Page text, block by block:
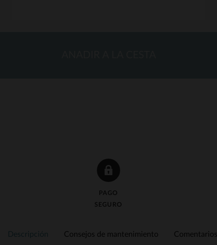
PAGO
SEGURO
Descripción Consejos de mantenimiento